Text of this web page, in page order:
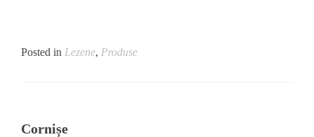
Posted in Lezene, Produse
Cornișe